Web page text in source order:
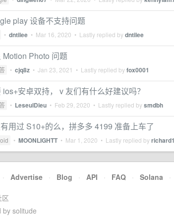
play 设备不支持问题
• dntilee • Mar 16, 2020 • Lastly replied bydntilee
Motion Photo 问题
• cjq8z • Jan 23, 2021 • Lastly replied byfox0001
ios+安卓双持， v 友们有什么好建议吗？
• LeseulDieu • Feb 29, 2020 • Lastly replied bysmdbh
用过 S10+的么，拼多多 4199 准备上车了
• MOONLIGHTT • Mar 1, 2020 • Lastly replied by
· Advertise · Blog · API · FAQ · Solana ·
by solitude